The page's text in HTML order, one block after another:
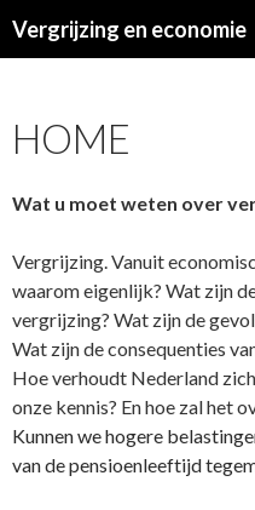
Vergrijzing en economie
HOME
Wat u moet weten over
Vergrijzing. Vanuit
waarom eigenlijk? Wat zijn
vergrijzing? Wat zijn de
Wat zijn de consequenties
Hoe verhoudt Nederland
onze kennis? En hoe zal het
Kunnen we hogere
van de pensioenleeftijd